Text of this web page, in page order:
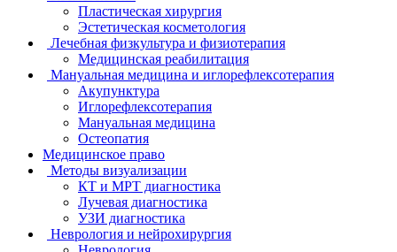
Пластическая хирургия
Эстетическая косметология
Лечебная физкультура и физиотерапия
Медицинская реабилитация
Мануальная медицина и иглорефлексотерапия
Акупунктура
Иглорефлексотерапия
Мануальная медицина
Остеопатия
Медицинское право
Методы визуализации
КТ и МРТ диагностика
Лучевая диагностика
УЗИ диагностика
Неврология и нейрохирургия